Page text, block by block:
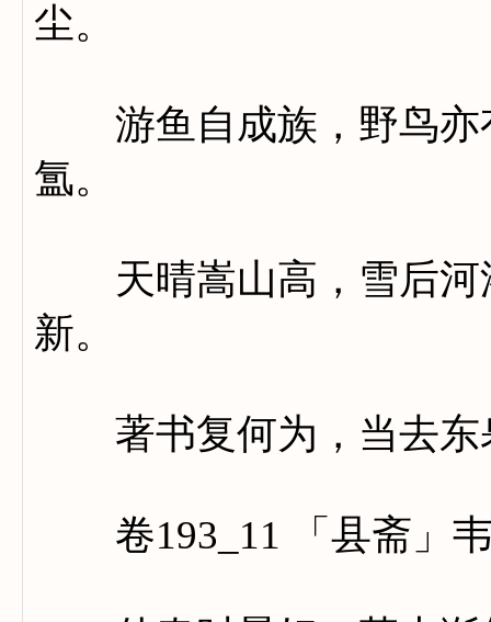
尘。
游鱼自成族，野鸟亦
氲。
天晴嵩山高，雪后河
新。
著书复何为，当去东
卷193_11 「县斋」